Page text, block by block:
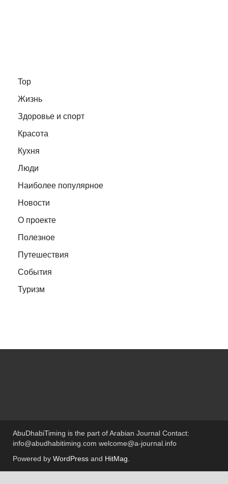
Top
Жизнь
Здоровье и спорт
Красота
Кухня
Люди
Наиболее популярное
Новости
О проекте
Полезное
Путешествия
События
Туризм
AbuDhabiTiming is the part of Arabian Journal Contact:
info@abudhabitiming.com welcome@a-journal.info
Powered by WordPress and HitMag